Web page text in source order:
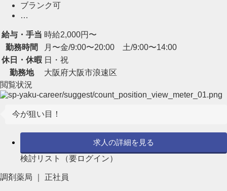
ブランク可
…
給与・手当 時給2,000円〜
勤務時間
月〜金/9:00〜20:00 土/9:00〜14:00
休日・休暇 日・祝
勤務地
大阪府大阪市浪速区
閲覧状況
今が狙い目！
求人の詳細を見る
検討リスト（要ログイン）
調剤薬局 ｜ 正社員